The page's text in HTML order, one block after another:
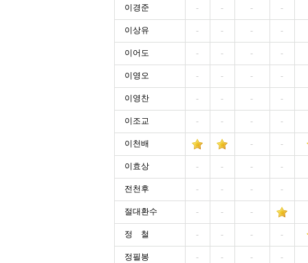
이경준 - - - -
이상유 - - - -
이어도 - - - -
이영오 - - - -
이영찬 - - - -
이조교 - - - -
이천배 - -
이효상 - - - -
전천후 - - - -
절대환수 - - -
정 철 - - - -
정필봉 - - - -